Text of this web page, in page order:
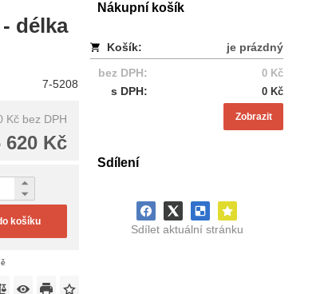
Nákupní košík
Košík:
je prázdný
bez DPH:
0 Kč
s DPH: 0 Kč
Zobrazit
Sdílení
Sdílet aktuální stránku
délka
7-5208
Kč bez DPH
620 Kč
košíku